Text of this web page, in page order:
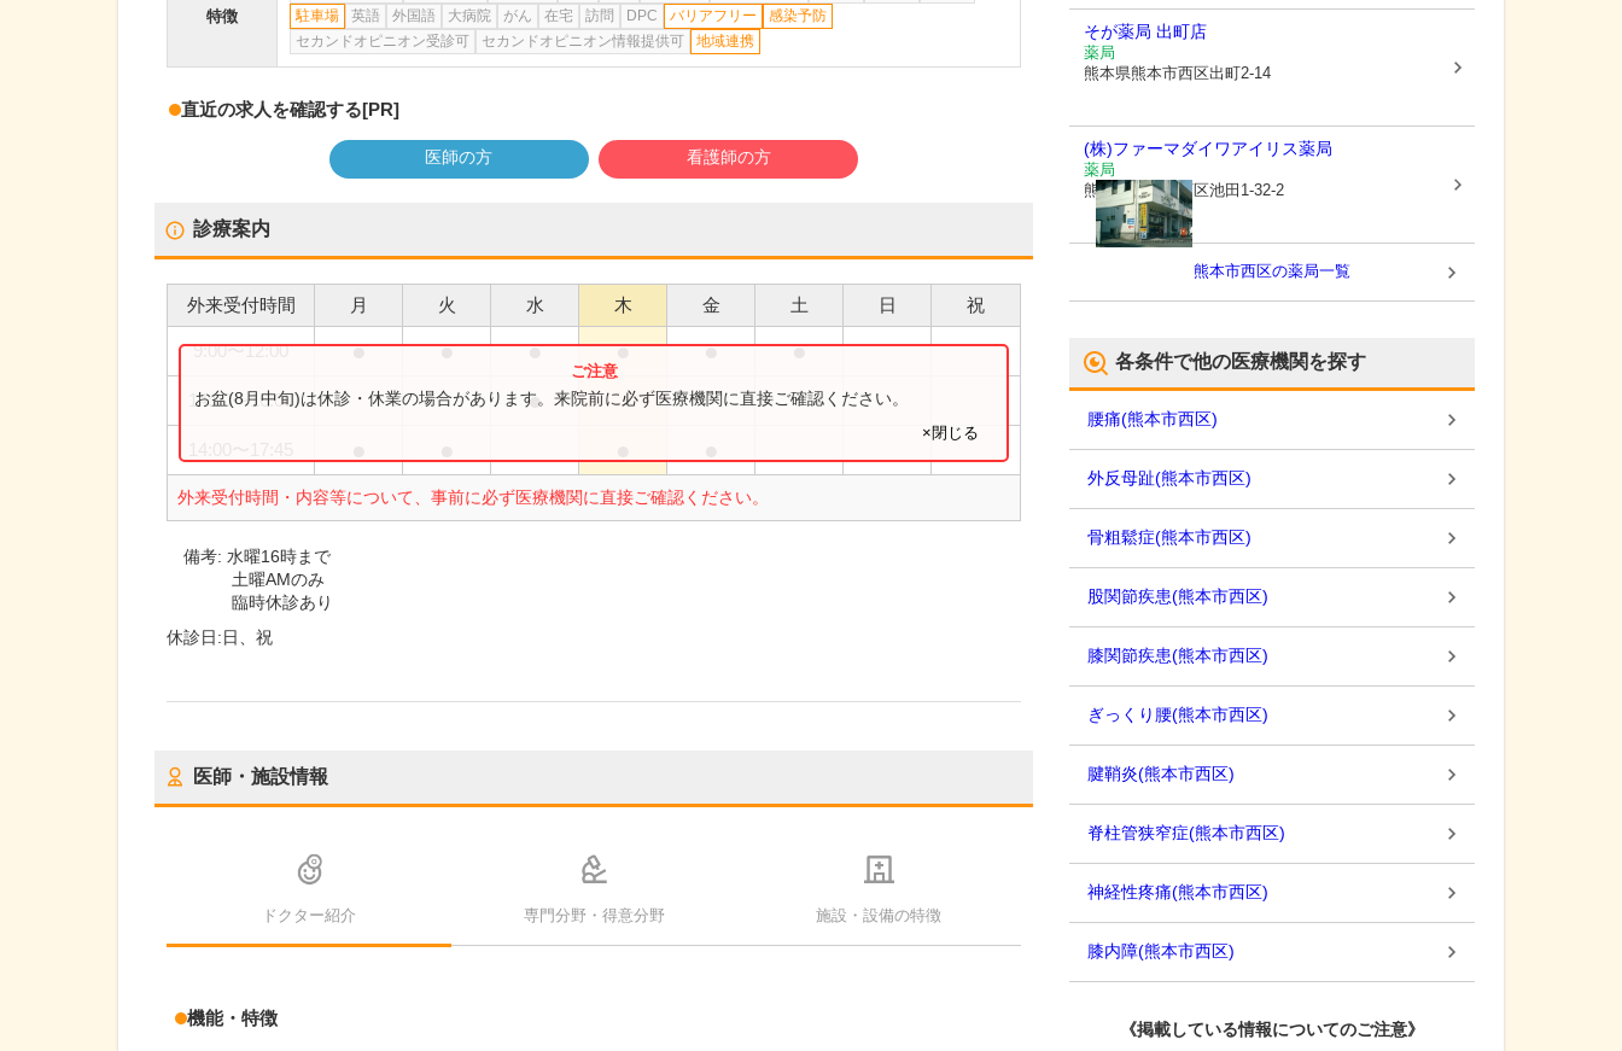
特徴
駐車場
英語 外国語 大病院 がん 在宅 訪問 DPC バリアフリー
感染予防
セカンドオピニオン受診可
セカンドオピニオン情報提供可 地域連携
直近の求人を確認する[PR]
医師の方 看護師の方
診療案内
外来受付時間 月 火 水 木 金 土 日 祝
9:00〜12:00 ● ● ● ● ● ●
14:00〜16:00 ●
外来受付時間・内容等について、事前に必ず医療機関に直接ご確認ください。
お盆(8月中旬)は休診・休業の場合があります。来院前に必ず医療機関に直接ご確認ください。
×閉じる
備考:水曜16時まで
土曜AMのみ
臨時休診あり
休診日:日、祝
医師・施設情報
ドクター紹介 専門分野・得意分野 施設・設備の特徴
機能・特徴
そが薬局 出町店
薬局
熊本県熊本市西区出町2-14
(株)ファーマダイワ アイリス薬局
薬局
熊本県熊本市西区池田1-32-2
熊本市西区の薬局一覧
各条件で他の医療機関を探す
腰痛(熊本市西区)
外反母趾(熊本市西区)
骨粗鬆症(熊本市西区)
股関節疾患(熊本市西区)
膝関節疾患(熊本市西区)
ぎっくり腰(熊本市西区)
腱鞘炎(熊本市西区)
脊柱管狭窄症(熊本市西区)
神経性疼痛(熊本市西区)
膝内障(熊本市西区)
《掲載している情報についてのご注意》